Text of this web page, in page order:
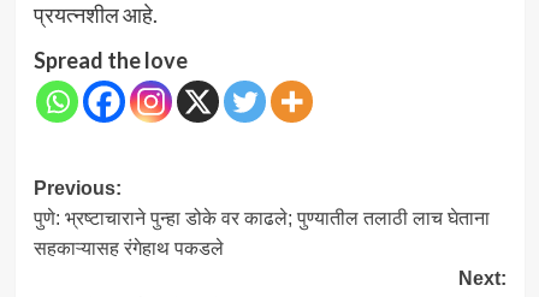
प्रयत्नशील आहे.
Spread the love
Post
navigation
Previous:
पुणे: भ्रष्टाचाराने पुन्हा डोके वर काढले; पुण्यातील तलाठी लाच घेताना
सहकाऱ्यासह रंगेहाथ पकडले
Next: